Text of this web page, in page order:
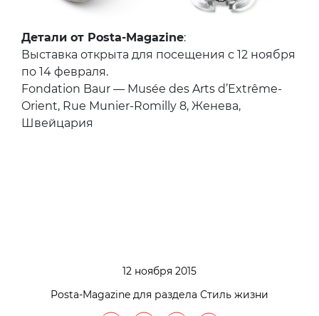
Детали от Posta-Magazine:
Выставка открыта для посещения с 12 ноября
по 14 февраля.
Fondation Baur — Musée des Arts d’Extrême-
Orient, Rue Munier-Romilly 8, Женева,
Швейцария
12 ноября 2015
Posta-Magazine для раздела Стиль жизни